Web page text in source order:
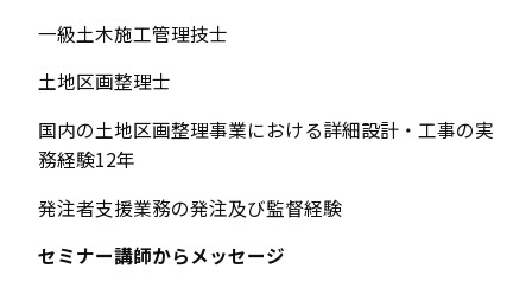
一級土木施工管理技士
土地区画整理士
国内の土地区画整理事業における詳細設計・工事の実
務経験12年
発注者支援業務の発注及び監督経験
セミナー講師からメッセージ